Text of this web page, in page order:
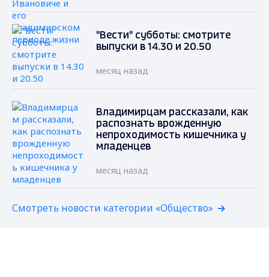
"Вести" субботы: смотрите
выпуски в 14.30 и 20.50
месяц назад
Владимирцам рассказали, как
распознать врожденную
непроходимость кишечника у
младенцев
месяц назад
Смотреть новости категории «Общество»